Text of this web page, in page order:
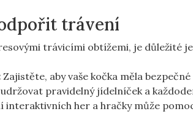
trávení
trávicími obtížemi, je důležité
Zajistěte, aby vaše kočka měla
udržovat pravidelný jídelníček a
interaktivních her a hračky může